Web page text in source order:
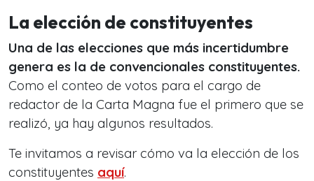
La elección de constituyentes
Una de las elecciones que más incertidumbre
genera es la de convencionales constituyentes.
Como el conteo de votos para el cargo de
redactor de la Carta Magna fue el primero que se
realizó, ya hay algunos resultados.
Te invitamos a revisar cómo va la elección de los
constituyentes aquí.